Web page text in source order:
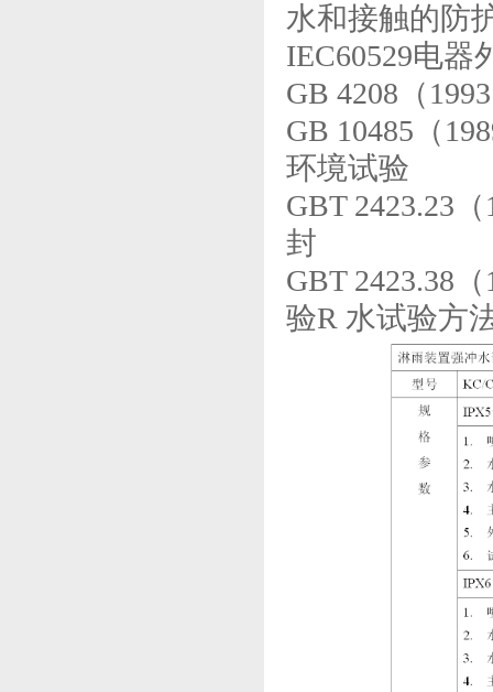
水和接触的防
IEC60529电器
GB 4208（
GB 10485（
环境试验
GBT 2423.23
封
GBT 2423.38
验R 水试验方